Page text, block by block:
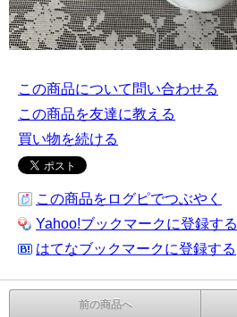
この商品について問い合わせる
この商品を友達に教える
買い物を続ける
この商品をログピでつぶやく
Yahoo!ブックマークに登録する
はてなブックマークに登録する
前の商品へ